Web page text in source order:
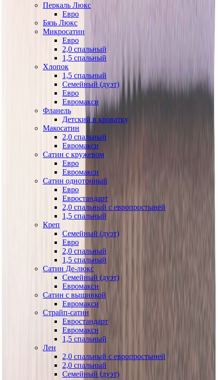
Перкаль Люкс
Евро
Бязь Люкс
Микросатин
Евро
2,0 спальный
1,5 спальный
Хлопок
1,5 спальный
Семейный (дуэт)
Евро
Евромакси
Фланель
Детский в кроватку
Макосатин
2,0 спальный
Евромакси
Сатин с кружевом
Евро
Евромакси
Сатин однотонный
Евро
Евростандарт
2,0 спальный с европростыней
1,5 спальный
Креп
Семейный (дуэт)
Евро
2,0 спальный
1,5 спальный
Сатин Де-люкс
Семейный (дуэт)
Евромакси
Сатин с вышивкой
Евромакси
Страйп-сатин
Евростандарт
Евромакси
1,5 спальный
Лен
2,0 спальный с европростыней
2,0 спальный
Семейный (дуэт)